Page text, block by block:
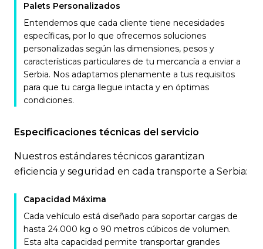
Palets Personalizados
Entendemos que cada cliente tiene necesidades
específicas, por lo que ofrecemos soluciones
personalizadas según las dimensiones, pesos y
características particulares de tu mercancía a enviar a
Serbia. Nos adaptamos plenamente a tus requisitos
para que tu carga llegue intacta y en óptimas
condiciones.
Especificaciones técnicas del servicio
Nuestros estándares técnicos garantizan
eficiencia y seguridad en cada transporte a Serbia:
Capacidad Máxima
Cada vehículo está diseñado para soportar cargas de
hasta 24.000 kg o 90 metros cúbicos de volumen.
Esta alta capacidad permite transportar grandes